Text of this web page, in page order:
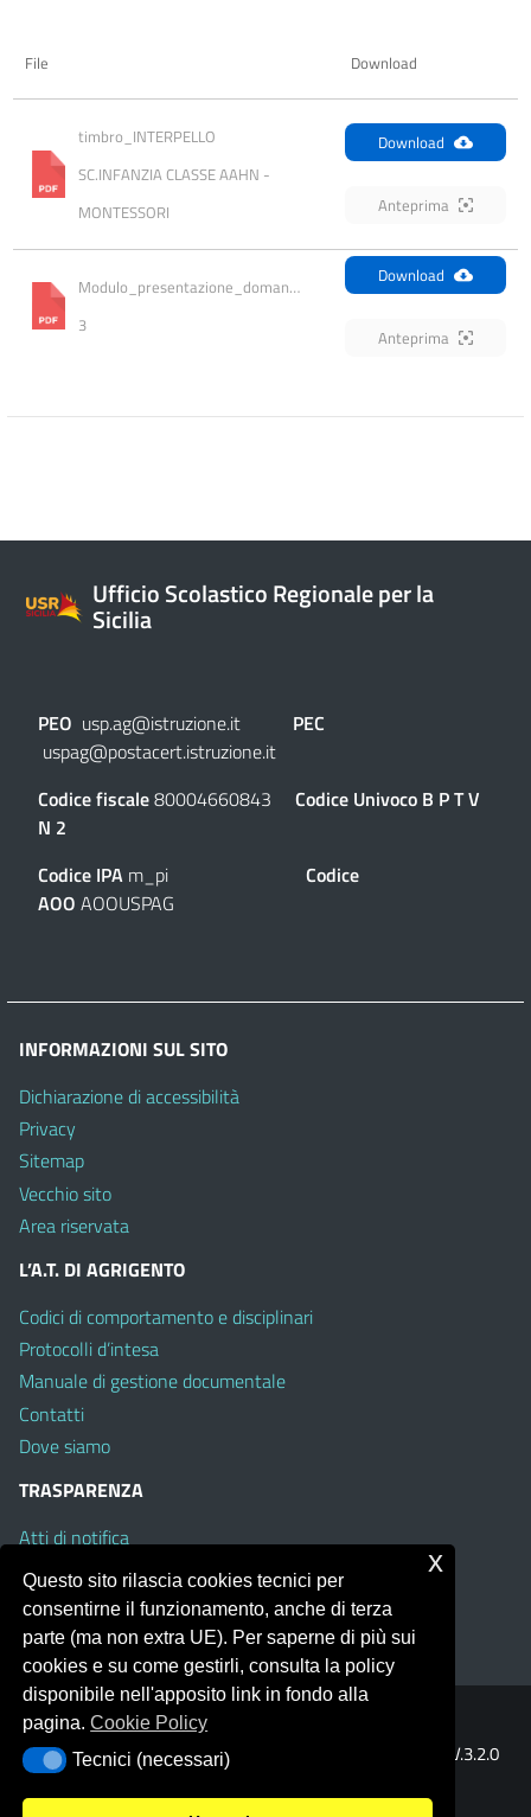
File Download
timbro_INTERPELLO
SC.INFANZIA CLASSE AAHN -
MONTESSORI
Download
Anteprima
Modulo_presentazione_domanda_supplenza
3
Download
Anteprima
Ufficio Scolastico Regionale per la
Sicilia
PEO usp.ag@istruzione.it
PEC
uspag@postacert.istruzione.it
Codice fiscale80004660843 Codice Univoco B P T V
N 2
Codice IPA m_pi Codice
AOO AOOUSPAG
INFORMAZIONI SUL SITO
Dichiarazione di accessibilità
Privacy
Sitemap
Vecchio sito
Area riservata
L’A.T. DI AGRIGENTO
Codici di comportamento e disciplinari
Protocolli d’intesa
Manuale di gestione documentale
Contatti
Dove siamo
TRASPARENZA
Atti di notifica
Albo on line
Amministrazione Trasparente
Obiettivi di Accessibilità
Portale realizzato con la piattaforma
Template Italia configurato sul tema accessibile
V.3.2.0
(Mizar)
Questo sito rilascia cookies tecnici per
consentirne il funzionamento, anche di terza
parte (ma non extra UE). Per saperne di più sui
cookies e su come gestirli, consulta la policy
disponibile nell'apposito link in fondo alla
pagina.Cookie Policy
Tecnici (necessari)
Tecnici (necessari)
x